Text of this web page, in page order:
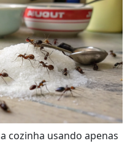
cozinha usando apenas